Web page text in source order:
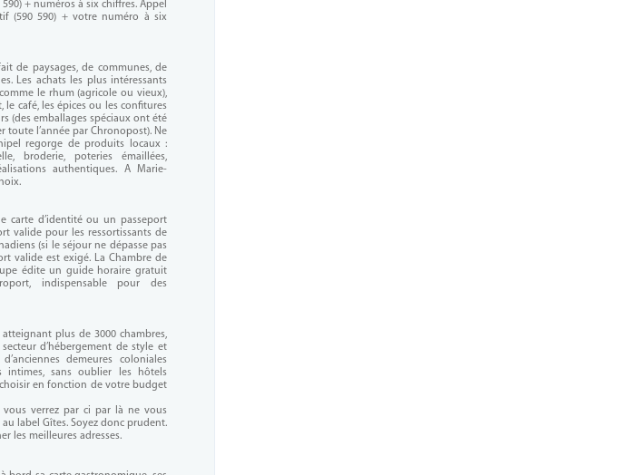
+ numéros à six chiffres. Appel
(590 590) + votre numéro à six
de paysages, de communes, de
Les achats les plus intéressants
le rhum (agricole ou vieux),
le café, les épices ou les confitures
(des emballages spéciaux ont été
l’année par Chronopost). Ne
regorge de produits locaux :
broderie, poteries émaillées,
authentiques. A Marie-
carte d’identité ou un passeport
valide pour les ressortissants de
(si le séjour ne dépasse pas
valide est exigé. La Chambre de
édite un guide horaire gratuit
indispensable pour des
atteignant plus de 3000 chambres,
d’hébergement de style et
demeures coloniales
intimes, sans oublier les hôtels
en fonction de votre budget
verrez par ci par là ne vous
label Gîtes. Soyez donc prudent.
les meilleures adresses.